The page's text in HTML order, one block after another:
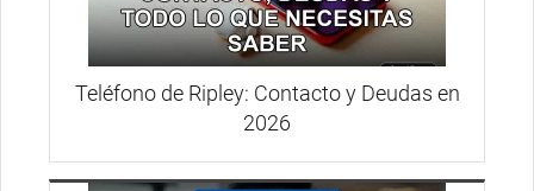
Teléfono de Ripley: Contacto y Deudas en
2026